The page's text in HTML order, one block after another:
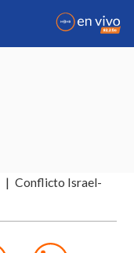
Conflicto Israel-